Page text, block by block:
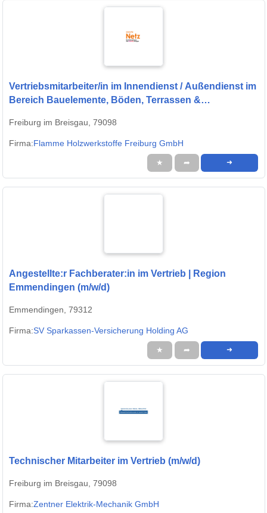
Vertriebsmitarbeiter/in im Innendienst / Außendienst im
Bereich Bauelemente, Böden, Terrassen &
Freiburg im Breisgau, 79098
Firma:Flamme Holzwerkstoffe Freiburg GmbH
★ ➦ ➜
Angestellte:r Fachberater:in im Vertrieb | Region
Emmendingen (m/w/d)
Emmendingen, 79312
Firma:SV Sparkassen-Versicherung Holding AG
★ ➦ ➜
Technischer Mitarbeiter im Vertrieb (m/w/d)
Freiburg im Breisgau, 79098
Firma:Zentner Elektrik-Mechanik GmbH